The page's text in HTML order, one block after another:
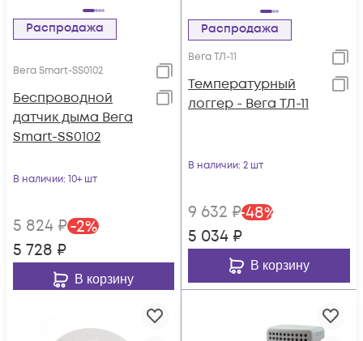
Распродажа
Вега Smart-SS0102
Беспроводной
датчик дыма Вега
Smart-SS0102
В наличии: 10+ шт
5 824 ₽-2%
5 728 ₽
В корзину
Распродажа
Вега ТЛ-11
Температурный
логгер - Вега ТЛ-11
В наличии: 2 шт
9 632 ₽-48%
5 034 ₽
В корзину